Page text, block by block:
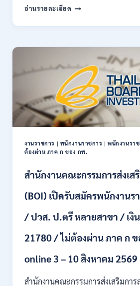
อ่านรายละเอียด สถาบัน
บิน
เปิด
สมัคร
บุคคล
เพื่อ
เป็น
พนักงาน
11
อัตรา
ป.ตรี
ทุก
และ
ขึ้น
/
ต้อง
ภาค
งานราชการ | พนักงานราชการ |พนักงานรา
ต้องผ่าน ภาค ก ของ กพ.
สำนักงานคณะกรรมการส่งเส
(BOI) เปิดรับสมัครพนักงานร
/ ปวส. ป.ตรี หลายสาขา / เงิ
21780 / ไม่ต้องผ่าน ภาค ก
online 3 – 10 สิงหาคม 2569
สำนักงานคณะกรรมการส่งเสริมการ